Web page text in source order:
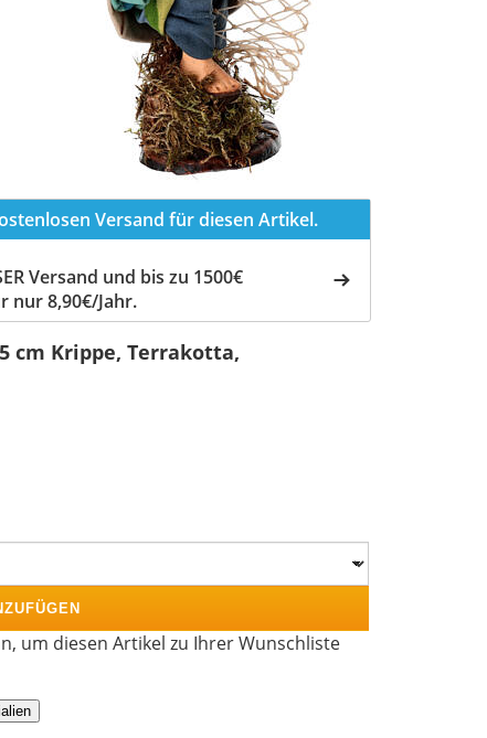
Versand für diesen Artikel.
Versand und bis zu 1500€
nur 8,90€/Jahr.
cm Krippe, Terrakotta,
um diesen Artikel zu Ihrer Wunschliste